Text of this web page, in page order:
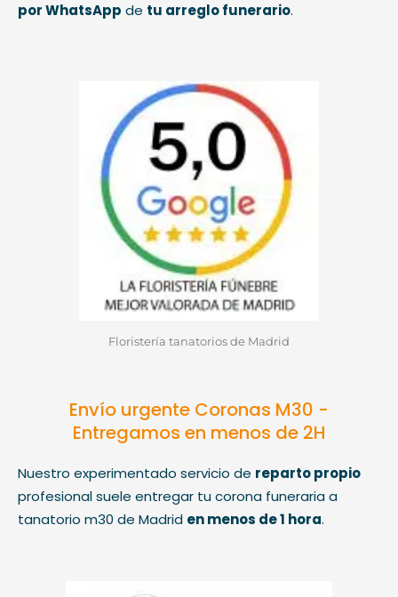
por WhatsApp de tu arreglo funerario.
Floristería tanatorios de Madrid
Envío urgente Coronas M30 -
Entregamos en menos de 2H
Nuestro experimentado servicio de reparto propio
profesional suele entregar tu corona funeraria a
tanatorio m30 de Madrid en menos de 1 hora.